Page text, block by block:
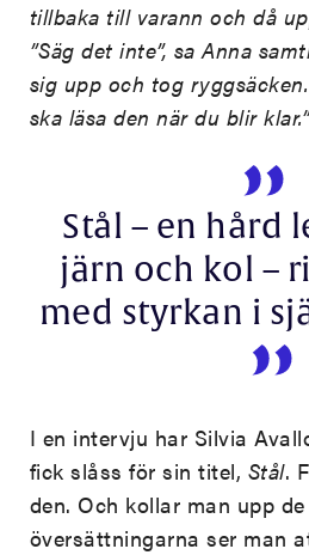
tillbaka till varann och då
”Säg det inte”, sa Anna
sig upp och tog
ska läsa den när du blir
Stål – en hård
järn och kol –
med styrkan i
I en intervju har Silvia
fick slåss för sin titel, Stål.
den. Och kollar man upp
översättningarna ser man